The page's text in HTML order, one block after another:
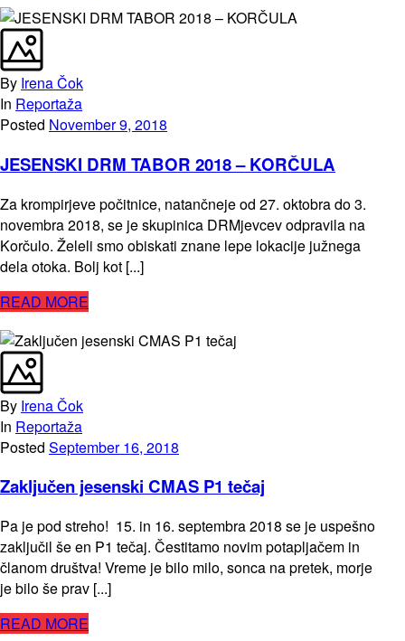
By Irena Čok
In Reportaža
Posted November 9, 2018
JESENSKI DRM TABOR 2018 – KORČULA
Za krompirjeve počitnice, natančneje od 27. oktobra do 3.
novembra 2018, se je skupinica DRMjevcev odpravila na
Korčulo. Želeli smo obiskati znane lepe lokacije južnega
dela otoka. Bolj kot [...]
READ MORE
By Irena Čok
In Reportaža
Posted September 16, 2018
Zaključen jesenski CMAS P1 tečaj
Pa je pod streho! 15. in 16. septembra 2018 se je uspešno
zaključil še en P1 tečaj. Čestitamo novim potapljačem in
članom društva! Vreme je bilo milo, sonca na pretek, morje
je bilo še prav [...]
READ MORE